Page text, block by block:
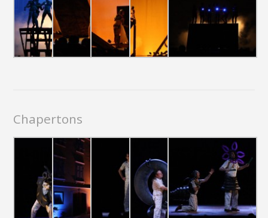
Chapertons